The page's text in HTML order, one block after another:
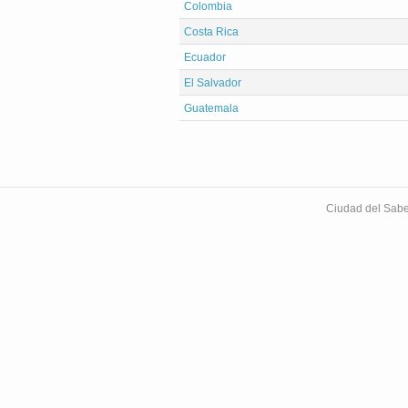
Colombia
Costa Rica
Ecuador
El Salvador
Guatemala
Ciudad del